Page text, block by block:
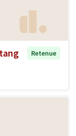
Retenue